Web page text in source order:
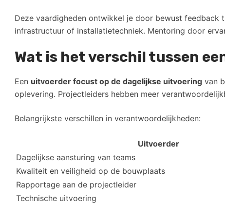
Deze vaardigheden ontwikkel je door bewust feedback
infrastructuur of installatietechniek. Mentoring door
Wat is het verschil tussen
Een uitvoerder focust op de dagelijkse uitvoering van
oplevering. Projectleiders hebben meer
Belangrijkste verschillen in verantwoordelijkheden:
Uitvoerder
Dagelijkse aansturing van teams
Kwaliteit en veiligheid op de bouwplaats
Rapportage aan de projectleider
Technische uitvoering